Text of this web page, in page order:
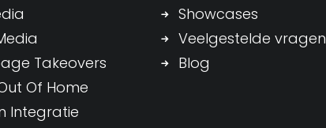
Takeovers
Of Home
Integratie
Showcases
Veelgestelde vragen
Blog